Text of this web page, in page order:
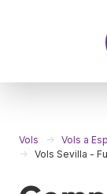
Vols Vols a
Vols Sevilla -